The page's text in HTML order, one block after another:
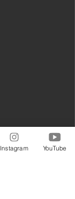
Instagram YouTube